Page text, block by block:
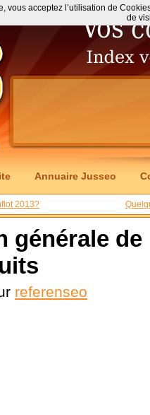
Annuaire Jusseo
2013?
générale
referenseo
vous acceptez l’utilisation de
de